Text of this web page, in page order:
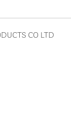
CO LTD